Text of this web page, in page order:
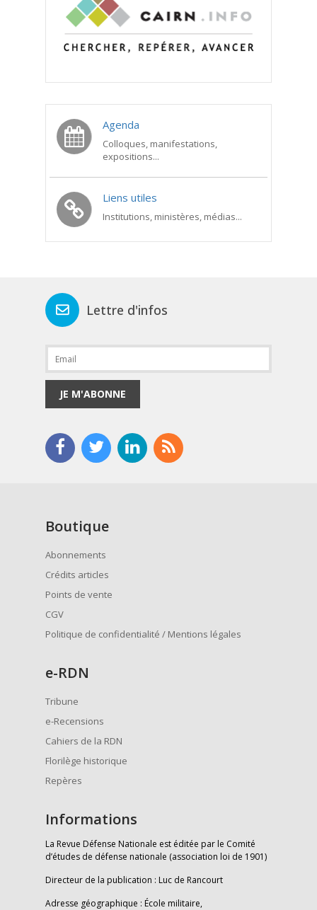
Agenda
Colloques, manifestations,
expositions...
Liens utiles
Institutions, ministères, médias...
Lettre d'infos
JE M'ABONNE
Boutique
Abonnements
Crédits articles
Points de vente
CGV
Politique de confidentialité / Mentions légales
e-RDN
Tribune
e-Recensions
Cahiers de la RDN
Florilège historique
Repères
Informations
La Revue Défense Nationale est éditée par le Comité
d’études de défense nationale (association loi de 1901)
Directeur de la publication : Luc de Rancourt
Adresse géographique : École militaire,